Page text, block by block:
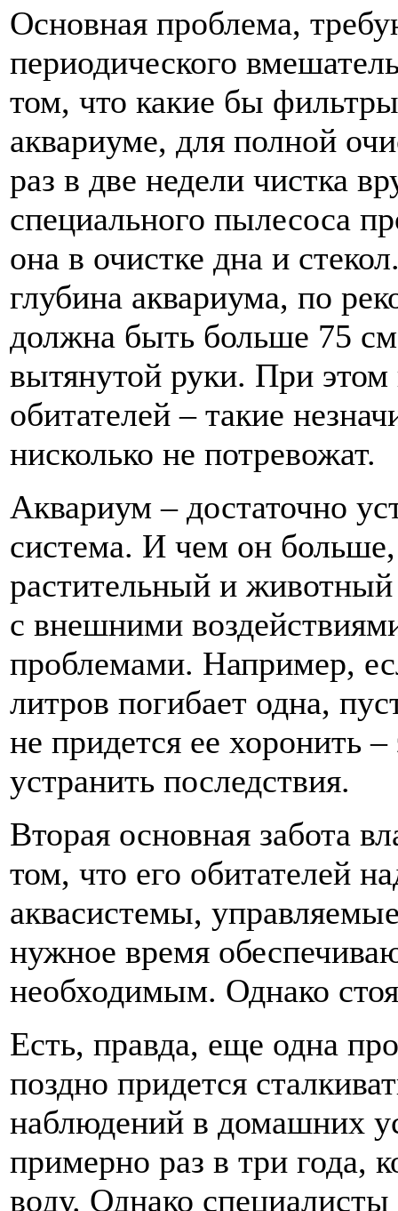
Основная проблема,
периодического
том, что какие бы
аквариуме, для полной
раз в две недели чистка
специального пылесоса
она в очистке дна и
глубина аквариума, по
должна быть больше 75
вытянутой руки. При этом
обитателей – такие
нисколько не потревожат.
Аквариум – достаточно
система. И чем он больше,
растительный и
с внешними
проблемами. Например,
литров погибает одна,
не придется ее хоронить
устранить последствия.
Вторая основная забота
том, что его обитателей
аквасистемы,
нужное время
необходимым. Однако
Есть, правда, еще одна
поздно придется
наблюдений в домашних
примерно раз в три года,
воду. Однако